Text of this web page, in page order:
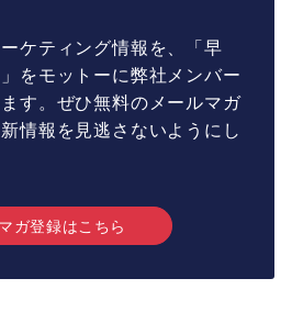
ケティング情報を、「早
をモットーに弊社メンバー
す。ぜひ無料のメールマガ
情報を見逃さないようにし
ガ登録はこちら